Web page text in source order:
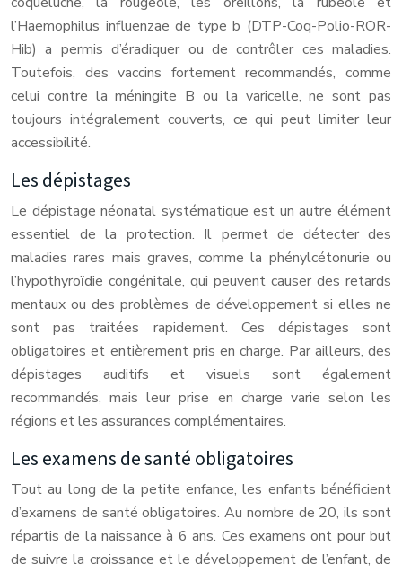
l’Haemophilus influenzae de type b (DTP-Coq-Polio-ROR-
Hib) a permis d’éradiquer ou de contrôler ces maladies.
Toutefois, des vaccins fortement recommandés, comme
celui contre la méningite B ou la varicelle, ne sont pas
toujours intégralement couverts, ce qui peut limiter leur
accessibilité.
Les dépistages
Le dépistage néonatal systématique est un autre élément
essentiel de la protection. Il permet de détecter des
maladies rares mais graves, comme la phénylcétonurie ou
l’hypothyroïdie congénitale, qui peuvent causer des retards
mentaux ou des problèmes de développement si elles ne
sont pas traitées rapidement. Ces dépistages sont
obligatoires et entièrement pris en charge. Par ailleurs, des
dépistages auditifs et visuels sont également
recommandés, mais leur prise en charge varie selon les
régions et les assurances complémentaires.
Les examens de santé obligatoires
Tout au long de la petite enfance, les enfants bénéficient
d’examens de santé obligatoires. Au nombre de 20, ils sont
répartis de la naissance à 6 ans. Ces examens ont pour but
de suivre la croissance et le développement de l’enfant, de